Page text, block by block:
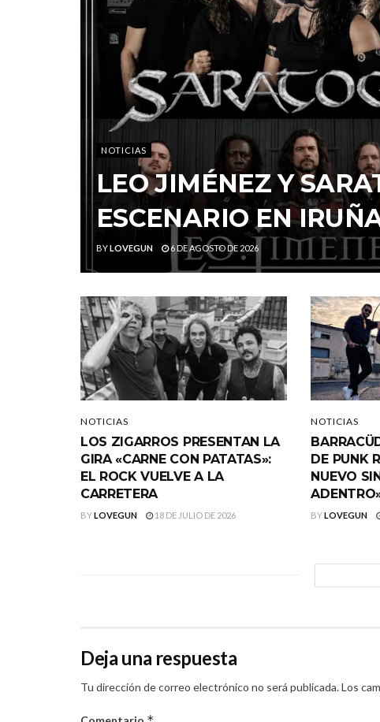
NOTICIAS
LEO JIMÉNEZ Y
ESCENARIO EN
BYLOVEGUN 6 DE AGOSTO DE 2026
NOTICIAS
LOS ZIGARROS PRESENTAN LA
GIRA «CARNE CON PATATAS»:
EL ROCK VUELVE A LA
CARRETERA
BYLOVEGUN 18 DE JULIO DE 2026
NOTICIAS
DE PUNK
NUEVO
BYLOVEGUN
Deja una respuesta
Tu dirección de correo electrónico no será publicada.Los